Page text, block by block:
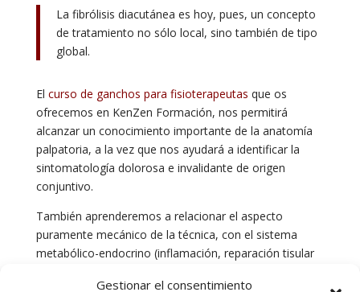
Gestionar el consentimiento
La fibrólisis diacutánea es hoy, pues, un concepto
de tratamiento no sólo local, sino también de tipo
global.
El curso de ganchos para fisioterapeutas que os
ofrecemos en KenZen Formación, nos permitirá
alcanzar un conocimiento importante de la anatomía
palpatoria, a la vez que nos ayudará a identificar la
sintomatología dolorosa e invalidante de origen
conjuntivo.
También aprenderemos a relacionar el aspecto
puramente mecánico de la técnica, con el sistema
metabólico-endocrino (inflamación, reparación tisular